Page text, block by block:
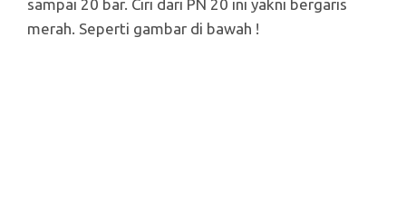
sampai 20 bar. Ciri dari PN 20 ini yakni bergaris
merah. Seperti gambar di bawah !